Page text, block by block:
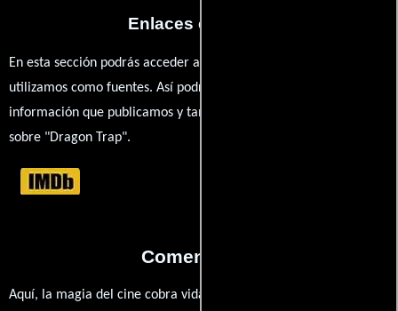
Enlaces externos
En esta sección podrás acceder a los recursos externos que
utilizamos como fuentes. Así podrás chequear toda la
información que publicamos y también ampliar tu conocimiento
sobre "Dragon Trap".
Comentarios
Aquí, la magia del cine cobra vida a través de tus opiniones. ¿Qué